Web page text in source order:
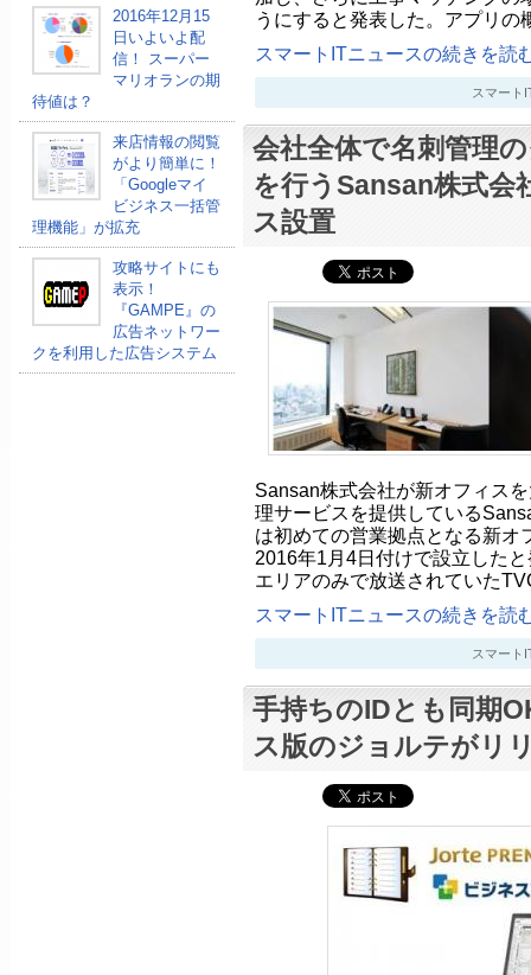
2016年12月15
日いよいよ配
信！ スーパー
マリオランの期
待値は？
来店情報の閲覧
がより簡単に！
「Googleマイ
ビジネス一括管
理機能」が拡充
攻略サイトにも
表示！
『GAMPE』の
広告ネットワー
クを利用した広告システム
うにすると発表した。アプリ
スマートITニュースの続きを読
スマート
会社全体で名刺管理
を行うSansan株式会
ス設置
Sansan株式会社が新オフィス
理サービスを提供している
は初めての営業拠点となる新オ
2016年1月4日付けで設立した
エリアのみで放送されていた
スマートITニュースの続きを読
スマート
手持ちのIDとも同期
ス版のジョルテがリ